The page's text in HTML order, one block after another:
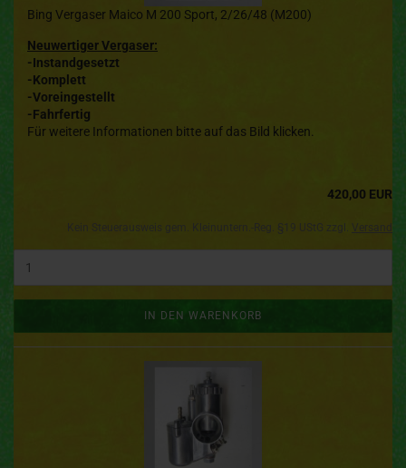
Bing Vergaser Maico M 200 Sport, 2/26/48 (M200)
Neuwertiger Vergaser:
-Instandgesetzt
-Komplett
-Voreingestellt
-Fahrfertig
Für weitere Informationen bitte auf das Bild klicken.
420,00 EUR
IN DEN WARENKORB